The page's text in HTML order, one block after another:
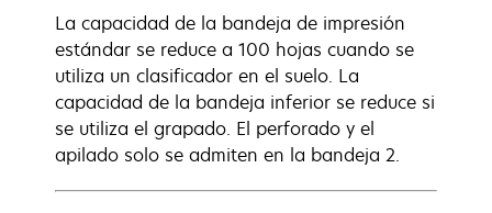
La capacidad de la bandeja de impresión
estándar se reduce a 100 hojas cuando se
utiliza un clasificador en el suelo. La
capacidad de la bandeja inferior se reduce si
se utiliza el grapado. El perforado y el
apilado solo se admiten en la bandeja 2.